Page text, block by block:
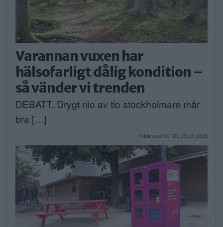
Varannan vuxen har
hälsofarligt dålig kondition –
så vänder vi trenden
DEBATT. Drygt nio av tio stockholmare mår
bra […]
Publicerad 07:10, 29 juli 2026